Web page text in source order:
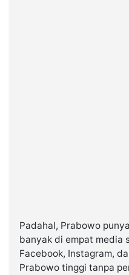
Padahal, Prabowo
banyak di empat media
Facebook, Instagram,
Prabowo tinggi tanpa